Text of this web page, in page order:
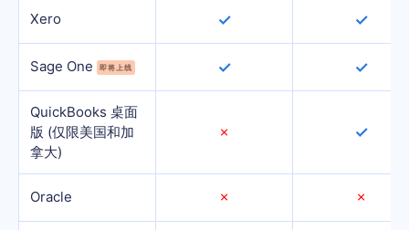
Xero ✓ ✓
Sage One 即将上线 ✓ ✓
QuickBooks 桌面
版 (仅限美国和加
拿大)
✗ ✓
Oracle ✗ ✗